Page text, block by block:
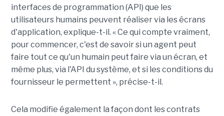
interfaces de programmation (API) que les
utilisateurs humains peuvent réaliser via les écrans
d'application, explique-t-il. « Ce qui compte vraiment,
pour commencer, c'est de savoir si un agent peut
faire tout ce qu'un humain peut faire via un écran, et
même plus, via l'API du système, et si les conditions du
fournisseur le permettent », précise-t-il.
Cela modifie également la façon dont les contrats